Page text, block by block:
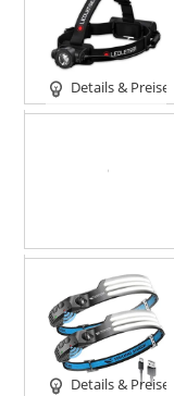
Details & Preise
Details & Preise